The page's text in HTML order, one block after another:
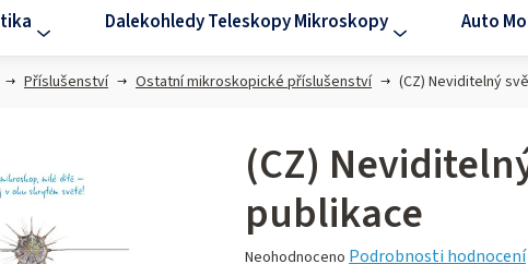
Dalekohledy Teleskopy Mikroskopy Auto
Příslušenství Ostatní mikroskopické příslušenství (CZ) Neviditelný
(CZ)
publikace
Průměrné
Neohodnoceno Podrobnosti hodnocení